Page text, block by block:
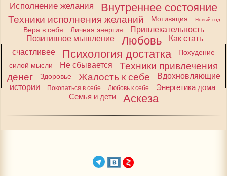
Исполнение желания
Внутреннее состояние
Техники исполнения желаний Мотивация Новый год
Вера в себя Личная энергия
Привлекательность
Позитивное мышление
Любовь
Как стать
счастливее
Психология достатка
Похудение
силой мысли
Не сбывается
Техники привлечения
денег
Здоровье Жалость к себе
Вдохновляющие
истории
Покопаться в себе Любовь к себе
Энергетика дома
Семья и дети
Аскеза